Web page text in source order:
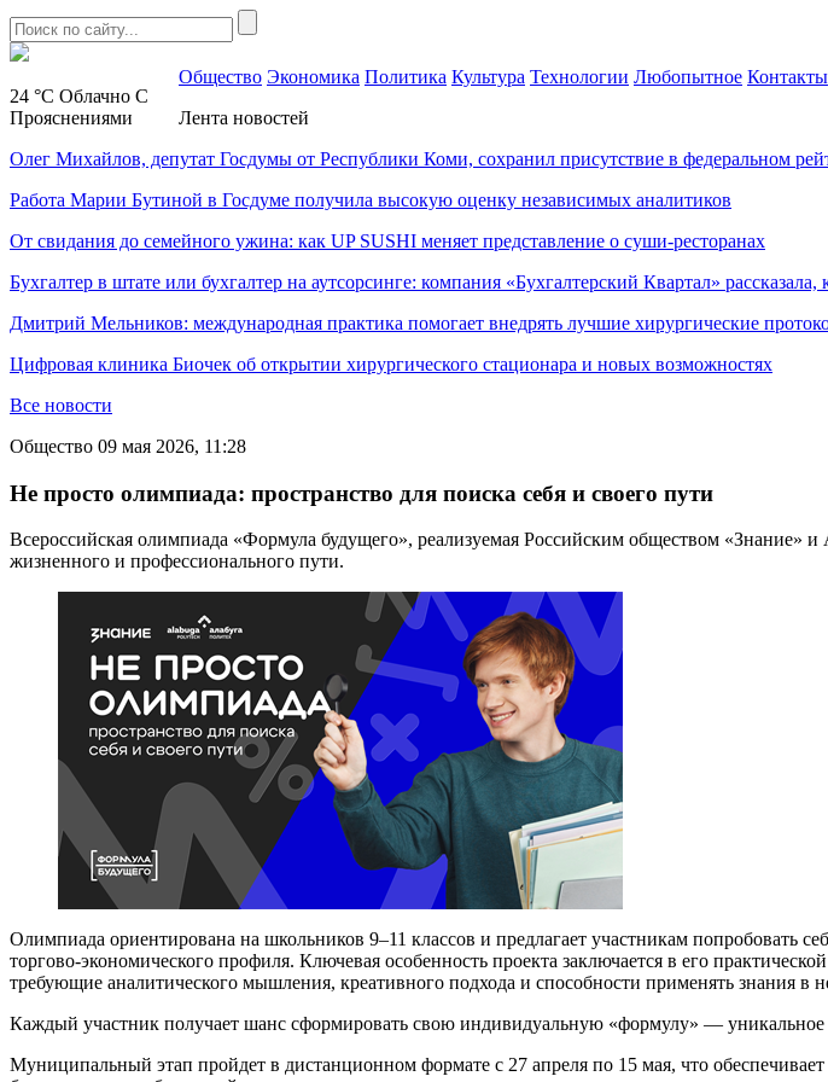
24 °C Облачно С
Прояснениями
Общество Экономика Политика Культура Технологии Любопытное Контакты
Лента новостей
Олег Михайлов, депутат Госдумы от Республики Коми, сохранил присутствие в федеральном
Работа Марии Бутиной в Госдуме получила высокую оценку независимых аналитиков
От свидания до семейного ужина: как UP SUSHI меняет представление о суши-ресторанах
Бухгалтер в штате или бухгалтер на аутсорсинге: компания «Бухгалтерский Квартал»
Дмитрий Мельников: международная практика помогает внедрять лучшие хирургические
Цифровая клиника Биочек об открытии хирургического стационара и новых возможностях
Все новости
Общество 09 мая 2026, 11:28
Не просто олимпиада: пространство для поиска себя и своего пути
Всероссийская олимпиада «Формула будущего», реализуемая Российским обществом «Знание»
жизненного и профессионального пути.
Олимпиада ориентирована на школьников 9–11 классов и предлагает участникам
торгово-экономического профиля. Ключевая особенность проекта заключается в его
требующие аналитического мышления, креативного подхода и способности применять знания в
Каждый участник получает шанс сформировать свою индивидуальную «формулу» —
Муниципальный этап пройдет в дистанционном формате с 27 апреля по 15 мая, что